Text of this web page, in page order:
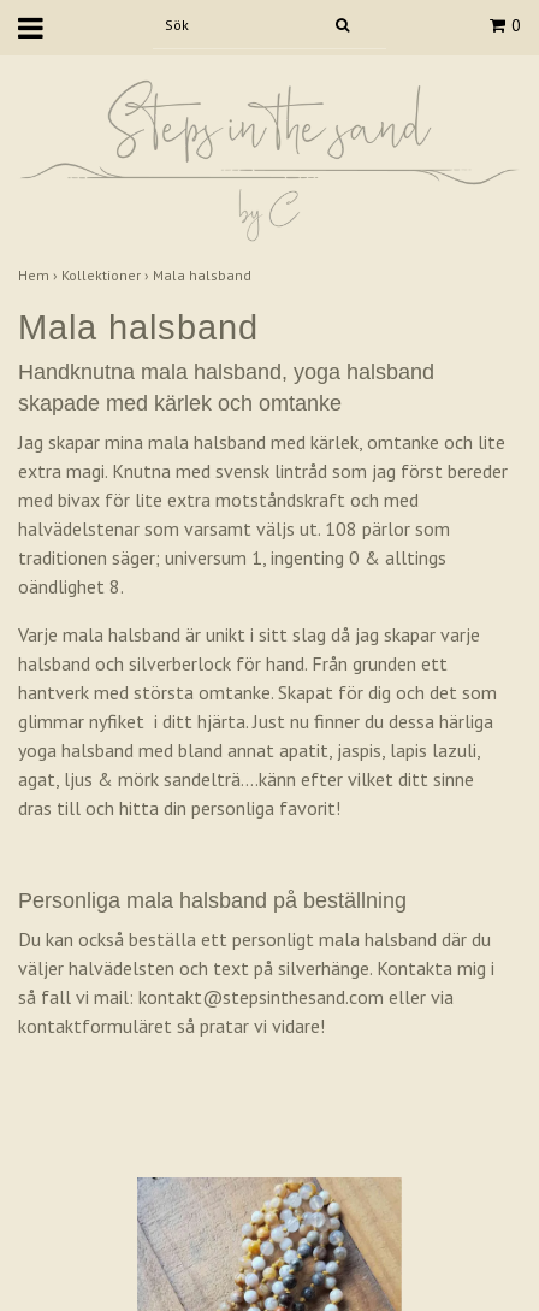
0
Hem › Kollektioner › Mala halsband
Mala halsband
Handknutna mala halsband, yoga halsband
skapade med kärlek och omtanke
Jag skapar mina mala halsband med kärlek, omtanke och lite
extra magi. Knutna med svensk lintråd som jag först bereder
med bivax för lite extra motståndskraft och med
halvädelstenar som varsamt väljs ut. 108 pärlor som
traditionen säger; universum 1, ingenting 0 & alltings
oändlighet 8.
Varje mala halsband är unikt i sitt slag då jag skapar varje
halsband och silverberlock för hand. Från grunden ett
hantverk med största omtanke. Skapat för dig och det som
glimmar nyfiket i ditt hjärta. Just nu finner du dessa härliga
yoga halsband med bland annat apatit, jaspis, lapis lazuli,
agat, ljus & mörk sandelträ....känn efter vilket ditt sinne
dras till och hitta din personliga favorit!
Personliga mala halsband på beställning
Du kan också beställa ett personligt mala halsband där du
väljer halvädelsten och text på silverhänge. Kontakta mig i
så fall vi mail: kontakt@stepsinthesand.com eller via
kontaktformuläret så pratar vi vidare!